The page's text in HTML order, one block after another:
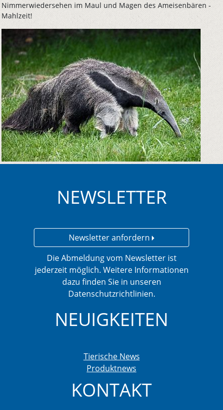
Nimmerwiedersehen im Maul und Magen des Ameisenbären -
Mahlzeit!
NEWSLETTER
Newsletter anfordern
Die Abmeldung vom Newsletter ist
jederzeit möglich. Weitere Informationen
dazu finden Sie in unseren
Datenschutzrichtlinien.
NEUIGKEITEN
Tierische News
Produktnews
KONTAKT